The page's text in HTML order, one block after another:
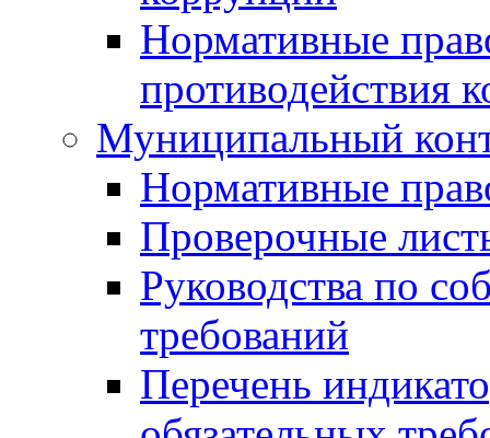
Нормативные
противодействия
Муниципальный
Нормативные
Проверочные
Руководства по
требований
Перечень